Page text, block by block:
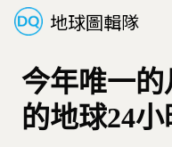
地球圖輯隊
今年唯一的
的地球24小